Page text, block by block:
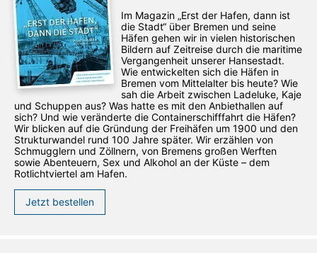
Im Magazin „Erst der Hafen, dann ist
die Stadt“ über Bremen und seine
Häfen gehen wir in vielen historischen
Bildern auf Zeitreise durch die maritime
Vergangenheit unserer Hansestadt.
Wie entwickelten sich die Häfen in
Bremen vom Mittelalter bis heute? Wie
sah die Arbeit zwischen Ladeluke, Kaje
und Schuppen aus? Was hatte es mit den Anbiethallen auf
sich? Und wie veränderte die Containerschifffahrt die Häfen?
Wir blicken auf die Gründung der Freihäfen um 1900 und den
Strukturwandel rund 100 Jahre später. Wir erzählen von
Schmugglern und Zöllnern, von Bremens großen Werften
sowie Abenteuern, Sex und Alkohol an der Küste – dem
Rotlichtviertel am Hafen.
Jetzt bestellen